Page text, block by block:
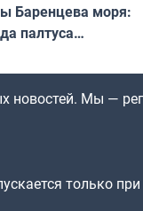
Баренцева моря:
палтуса
новостей. Мы —
только